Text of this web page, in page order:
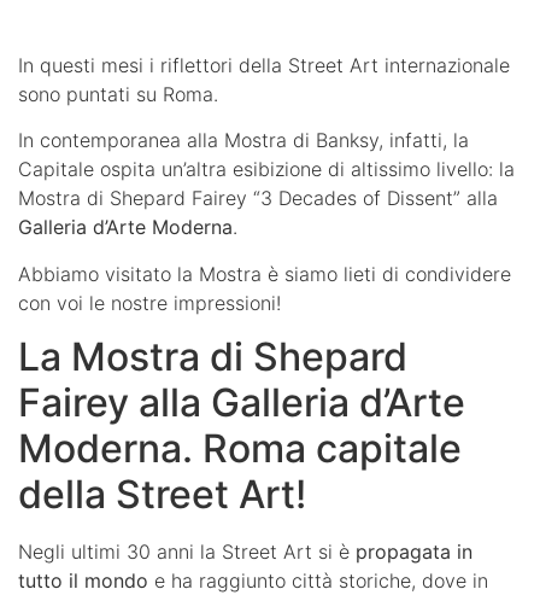
In questi mesi i riflettori della Street Art internazionale
sono puntati su Roma.
In contemporanea alla Mostra di Banksy, infatti, la
Capitale ospita un’altra esibizione di altissimo livello: la
Mostra di Shepard Fairey “3 Decades of Dissent” alla
Galleria d’Arte Moderna.
Abbiamo visitato la Mostra è siamo lieti di condividere
con voi le nostre impressioni!
La Mostra di Shepard
Fairey alla Galleria d’Arte
Moderna. Roma capitale
della Street Art!
Negli ultimi 30 anni la Street Art si è propagata in
tutto il mondo e ha raggiunto città storiche, dove in